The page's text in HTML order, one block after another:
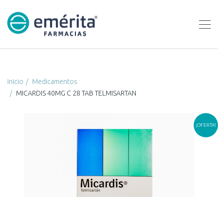
Inicio
Medicamentos
MICARDIS 40MG C 28 TAB TELMISARTAN
¡OFERTA!